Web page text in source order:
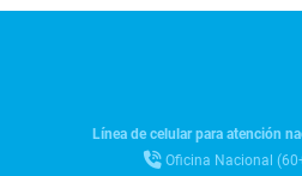
Línea de celular para atención
Oficina Nacional